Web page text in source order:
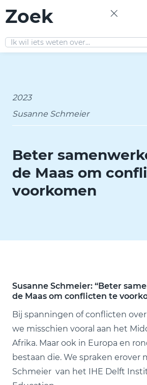
Zoek
2023
Susanne Schmeier
Beter
de Maas om
voorkomen
Susanne Schmeier: “Beter
de Maas om conflicten te
Bij spanningen of conflicten
we misschien vooral aan het
Afrika. Maar ook in Europa en
bestaan die. We spraken erover
Schmeier van het IHE Delft